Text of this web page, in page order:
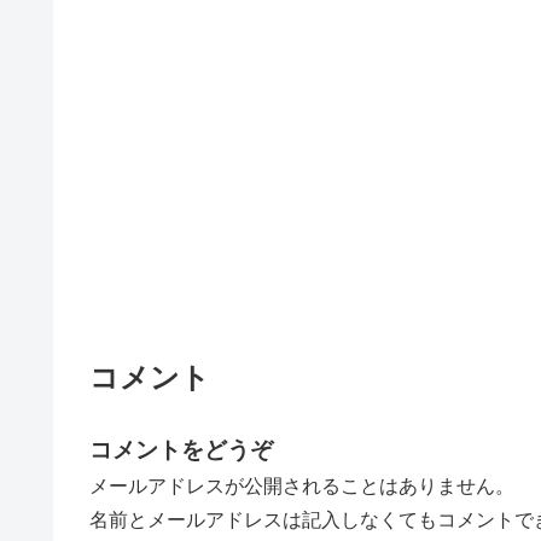
コメント
コメントをどうぞ
メールアドレスが公開されることはありません。
名前とメールアドレスは記入しなくてもコメントで